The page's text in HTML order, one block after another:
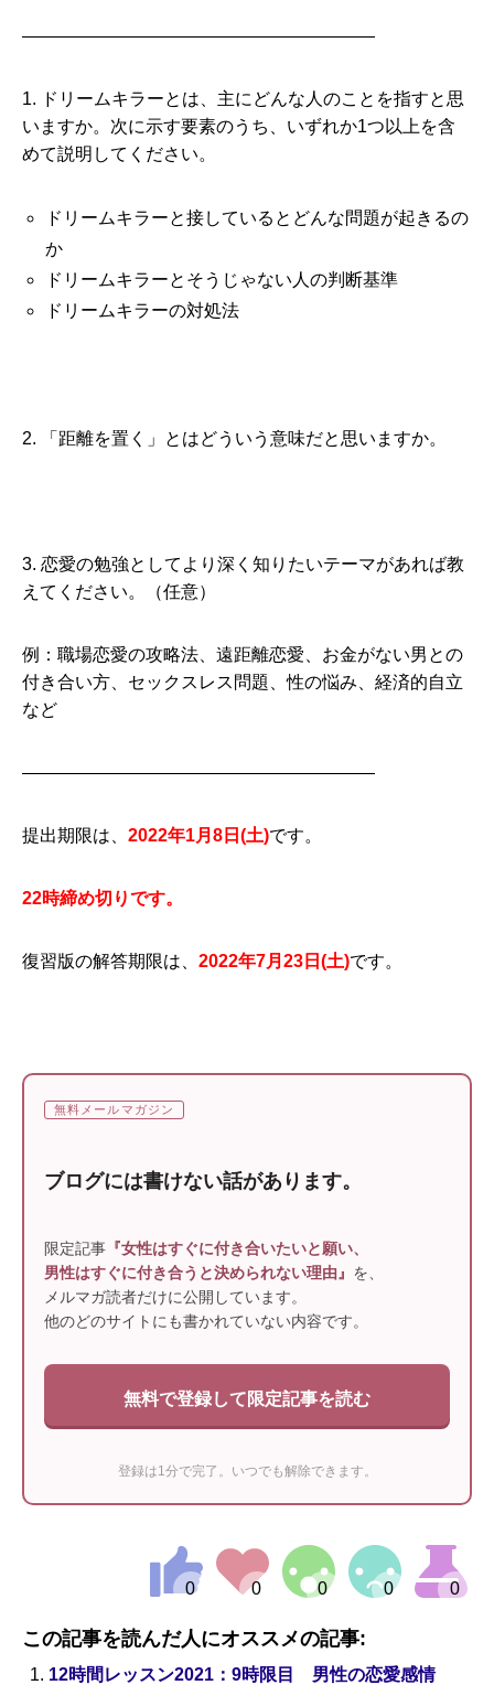
————————————————————
1. ドリームキラーとは、主にどんな人のことを指すと思
いますか。次に示す要素のうち、いずれか1つ以上を含
めて説明してください。
ドリームキラーと接しているとどんな問題が起きるの
か
ドリームキラーとそうじゃない人の判断基準
ドリームキラーの対処法
2. 「距離を置く」とはどういう意味だと思いますか。
3. 恋愛の勉強としてより深く知りたいテーマがあれば教
えてください。（任意）
例：職場恋愛の攻略法、遠距離恋愛、お金がない男との
付き合い方、セックスレス問題、性の悩み、経済的自立
など
————————————————————
提出期限は、 2022年1月8 日(土)です。
22時締め切りです。
復習版の解答期限は、 2022年7月23 日(土)です。
無料メールマガジン
ブログには書けない話があります。
限定記事 『女性はすぐに付き合いたいと願い、
男性はすぐに付き合うと決められない理由』 を、
メルマガ読者だけに公開しています。
他のどのサイトにも書かれていない内容です。
無料で登録して限定記事を読む
登録は1分で完了。いつでも解除できます。
この記事を読んだ人にオススメの記事:
12時間レッスン2021：9時限目 男性の恋愛感情